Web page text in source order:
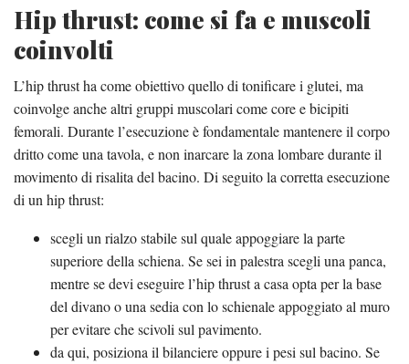
Hip thrust: come si fa e muscoli
coinvolti
L’hip thrust ha come obiettivo quello di tonificare i glutei, ma
coinvolge anche altri gruppi muscolari come core e bicipiti
femorali. Durante l’esecuzione è fondamentale mantenere il corpo
dritto come una tavola, e non inarcare la zona lombare durante il
movimento di risalita del bacino. Di seguito la corretta esecuzione
di un hip thrust:
scegli un rialzo stabile sul quale appoggiare la parte
superiore della schiena. Se sei in palestra scegli una panca,
mentre se devi eseguire l’hip thrust a casa opta per la base
del divano o una sedia con lo schienale appoggiato al muro
per evitare che scivoli sul pavimento.
da qui, posiziona il bilanciere oppure i pesi sul bacino. Se